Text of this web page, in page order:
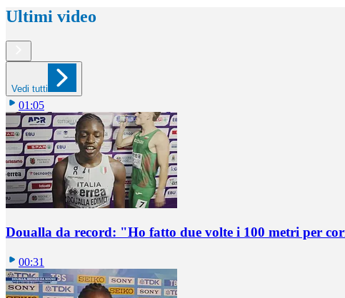
Ultimi video
Vedi tutti
01:05
Doualla da record: "Ho fatto due volte i 100 metri per
00:31